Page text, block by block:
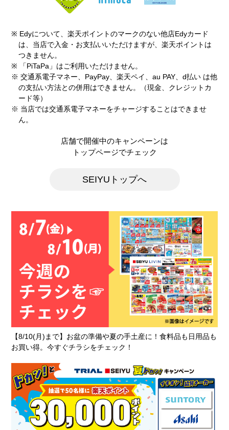
※ Edyについて、楽天ポイントのマークのない他店Edyカード
は、当店で入金・お支払いいただけますが、楽天ポイントは
つきません。
※ 「PiTaPa」はご利用いただけません。
※ 交通系電子マネー、PayPay、楽天ペイ、au PAY、d払い は他
の支払い方法との併用はできません。（現金、クレジットカ
ード等）
※ 当店では交通系電子マネーをチャージすることはできませ
ん。
店舗で開催中のキャンペーンは
トップページでチェック
SEIYUトップへ
【8/10(月)まで】お盆の準備や夏の手土産に！食料品も日用品も
お買い得。今すぐチラシをチェック！